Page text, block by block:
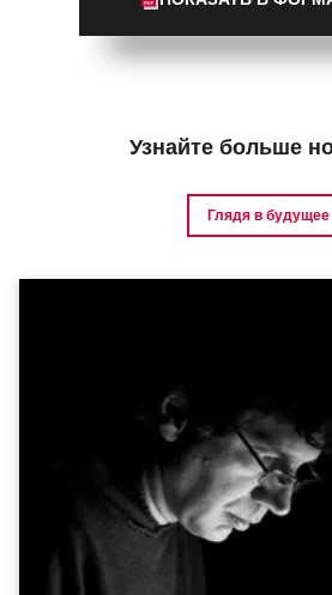
Узнайте больше
Глядя в будущее